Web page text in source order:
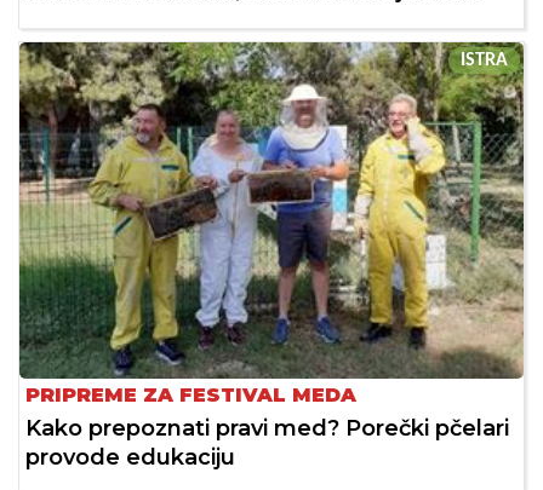
ISTRA
PRIPREME ZA FESTIVAL MEDA
Kako prepoznati pravi med? Porečki pčelari
provode edukaciju